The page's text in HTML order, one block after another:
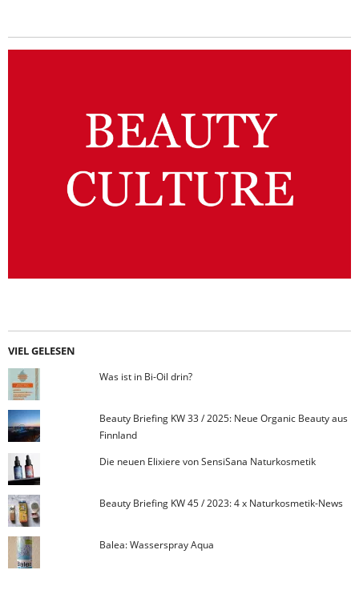
VIEL GELESEN
Was ist in Bi-Oil drin?
Beauty Briefing KW 33 / 2025: Neue Organic Beauty aus
Finnland
Die neuen Elixiere von SensiSana Naturkosmetik
Beauty Briefing KW 45 / 2023: 4 x Naturkosmetik-News
Balea: Wasserspray Aqua